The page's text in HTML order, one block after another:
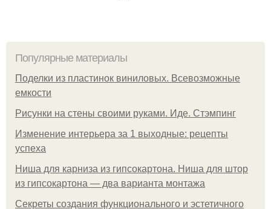
Популярные материалы
Поделки из пластинок виниловых. Всевозможные
емкости
Рисунки на стены своими руками. Иде. Стэмпинг
Изменение интерьера за 1 выходные: рецепты
успеха
Ниша для карниза из гипсокартона. Ниша для штор
из гипсокартона — два варианта монтажа
Секреты создания функционального и эстетичного